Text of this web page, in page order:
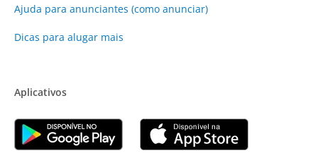
Ajuda para anunciantes (como anunciar)
Dicas para alugar mais
Aplicativos